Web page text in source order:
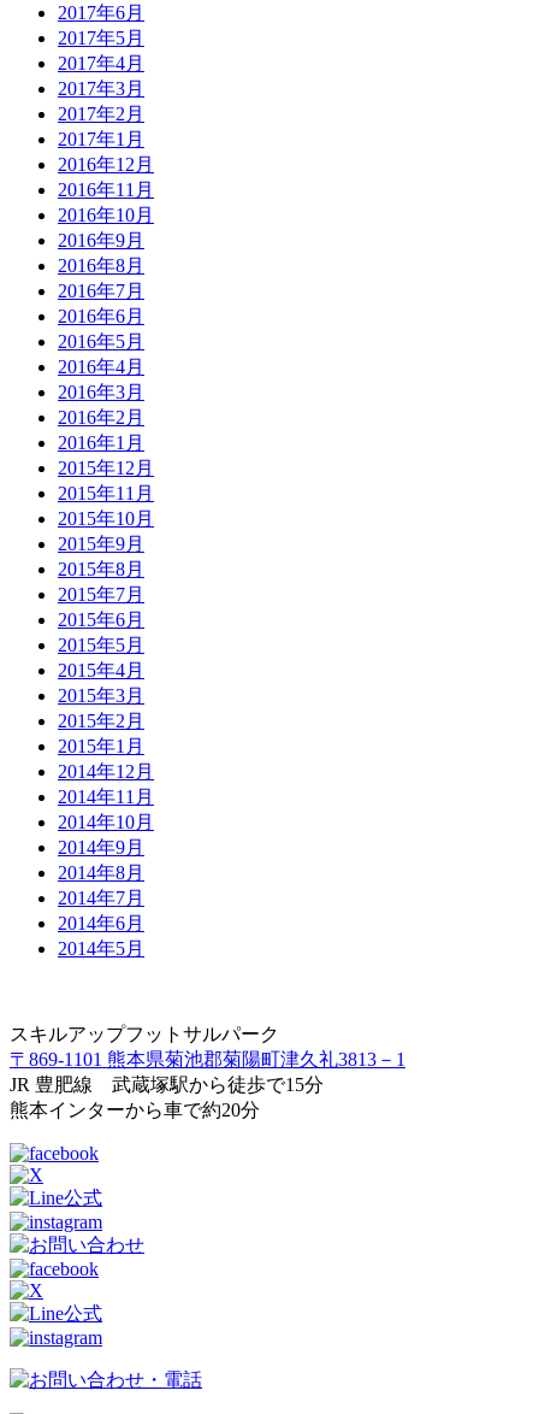
2017年6月
2017年5月
2017年4月
2017年3月
2017年2月
2017年1月
2016年12月
2016年11月
2016年10月
2016年9月
2016年8月
2016年7月
2016年6月
2016年5月
2016年4月
2016年3月
2016年2月
2016年1月
2015年12月
2015年11月
2015年10月
2015年9月
2015年8月
2015年7月
2015年6月
2015年5月
2015年4月
2015年3月
2015年2月
2015年1月
2014年12月
2014年11月
2014年10月
2014年9月
2014年8月
2014年7月
2014年6月
2014年5月
スキルアップフットサルパーク
〒869-1101 熊本県菊池郡菊陽町津久礼3813－1
JR 豊肥線 武蔵塚駅から徒歩で15分
熊本インターから車で約20分